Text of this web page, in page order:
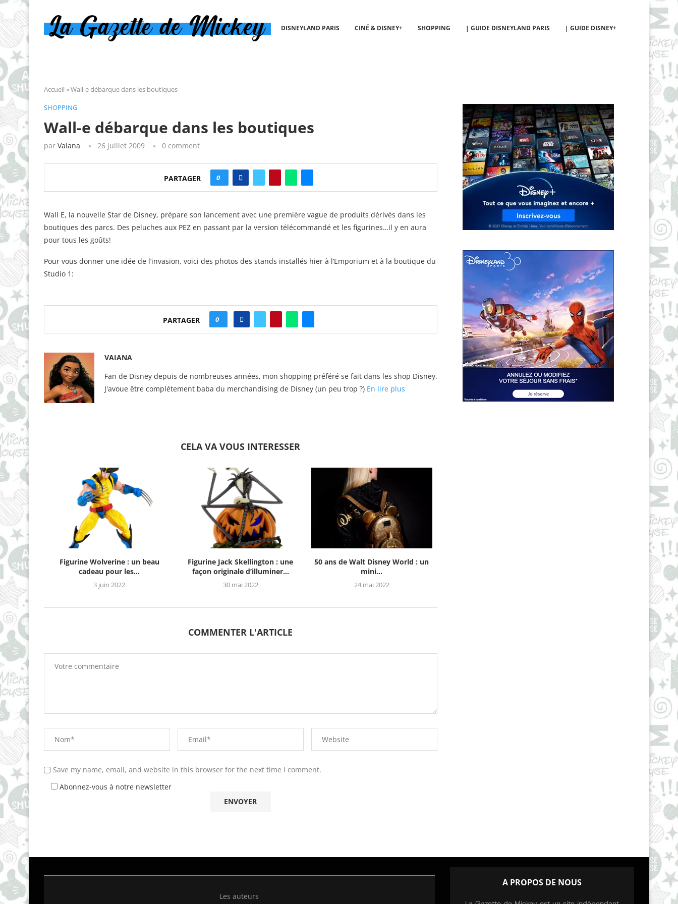
DISNEYLAND PARIS CINÉ & DISNEY+ SHOPPING | GUIDE DISNEYLAND PARIS | GUIDE DISNEY+
Accueil »Wall-e débarque dans les boutiques
SHOPPING
Wall-e débarque dans les boutiques
par Vaiana 26 juillet 2009 0 comment
PARTAGER 0
Wall E, la nouvelle Star de Disney, prépare son lancement avec une première vague de produits dérivés dans les
boutiques des parcs. Des peluches aux PEZ en passant par la version télécommandé et les figurines…il y en aura
pour tous les goûts!
Pour vous donner une idée de l’invasion, voici des photos des stands installés hier à l’Emporium et à la boutique du
Studio 1:
PARTAGER 0
VAIANA
Fan de Disney depuis de nombreuses années, mon shopping préféré se fait dans les shop Disney.
J'avoue être complétement baba du merchandising de Disney (un peu trop ?) En lire plus
CELA VA VOUS INTERESSER
Figurine Wolverine : un beau
cadeau pour les...
3 juin 2022
Figurine Jack Skellington : une
façon originale d’illuminer...
30 mai 2022
50 ans de Walt Disney World : un
mini...
24 mai 2022
COMMENTER L'ARTICLE
Save my name, email, and website in this browser for the next time I comment.
Abonnez-vous à notre newsletter
Les auteurs
A PROPOS DE NOUS